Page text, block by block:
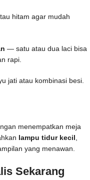
hitam agar mudah
— satu atau dua laci bisa
rapi.
jati atau kombinasi besi.
menempatkan meja
lampu tidur kecil
yang menawan.
Sekarang